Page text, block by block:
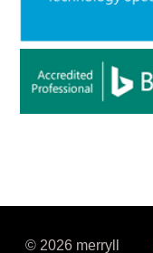
© 2026 merryll